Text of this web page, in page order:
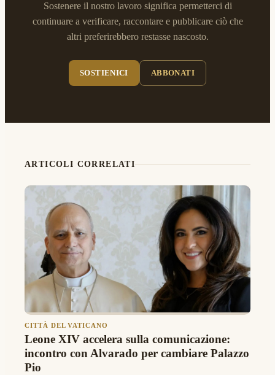
Sostenere il nostro lavoro significa permetterci di
continuare a verificare, raccontare e pubblicare ciò che
altri preferirebbero restasse nascosto.
SOSTIENICI ABBONATI
ARTICOLI CORRELATI
CITTÀ DEL VATICANO
Leone XIV accelera sulla comunicazione:
incontro con Alvarado per cambiare Palazzo
Pio